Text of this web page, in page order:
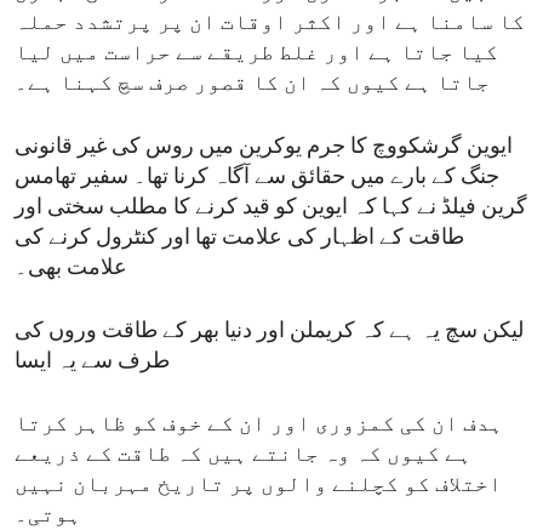
کا سامنا ہے اور اکثر اوقات ان پر پرتشدد حملہ
کیا جاتا ہے اور غلط طریقے سے حراست میں لیا
جاتا ہے کیوں کہ ان کا قصور صرف سچ کہنا ہے۔
ایوین گرشکووچ کا جرم یوکرین میں روس کی غیر قانونی
جنگ کے بارے میں حقائق سے آگاہ کرنا تھا۔ سفیر تھامس
گرین فیلڈ نے کہا کہ ایوین کو قید کرنے کا مطلب سختی اور
طاقت کے اظہار کی علامت تھا اور کنٹرول کرنے کی
علامت بھی۔
لیکن سچ یہ ہے کہ کریملن اور دنیا بھر کے طاقت وروں کی
طرف سے یہ ایسا
ہدف ان کی کمزوری اور ان کے خوف کو ظاہر کرتا
ہے کیوں کہ وہ جانتے ہیں کہ طاقت کے ذریعے
اختلاف کو کچلنے والوں پر تاریخ مہربان نہیں
ہوتی۔